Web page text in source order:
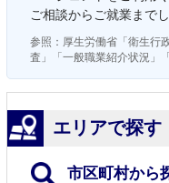
ご相談からご就業まで
参照：厚生労働省「衛生行
査」「一般職業紹介状況」
エリアで探す
市区町村から